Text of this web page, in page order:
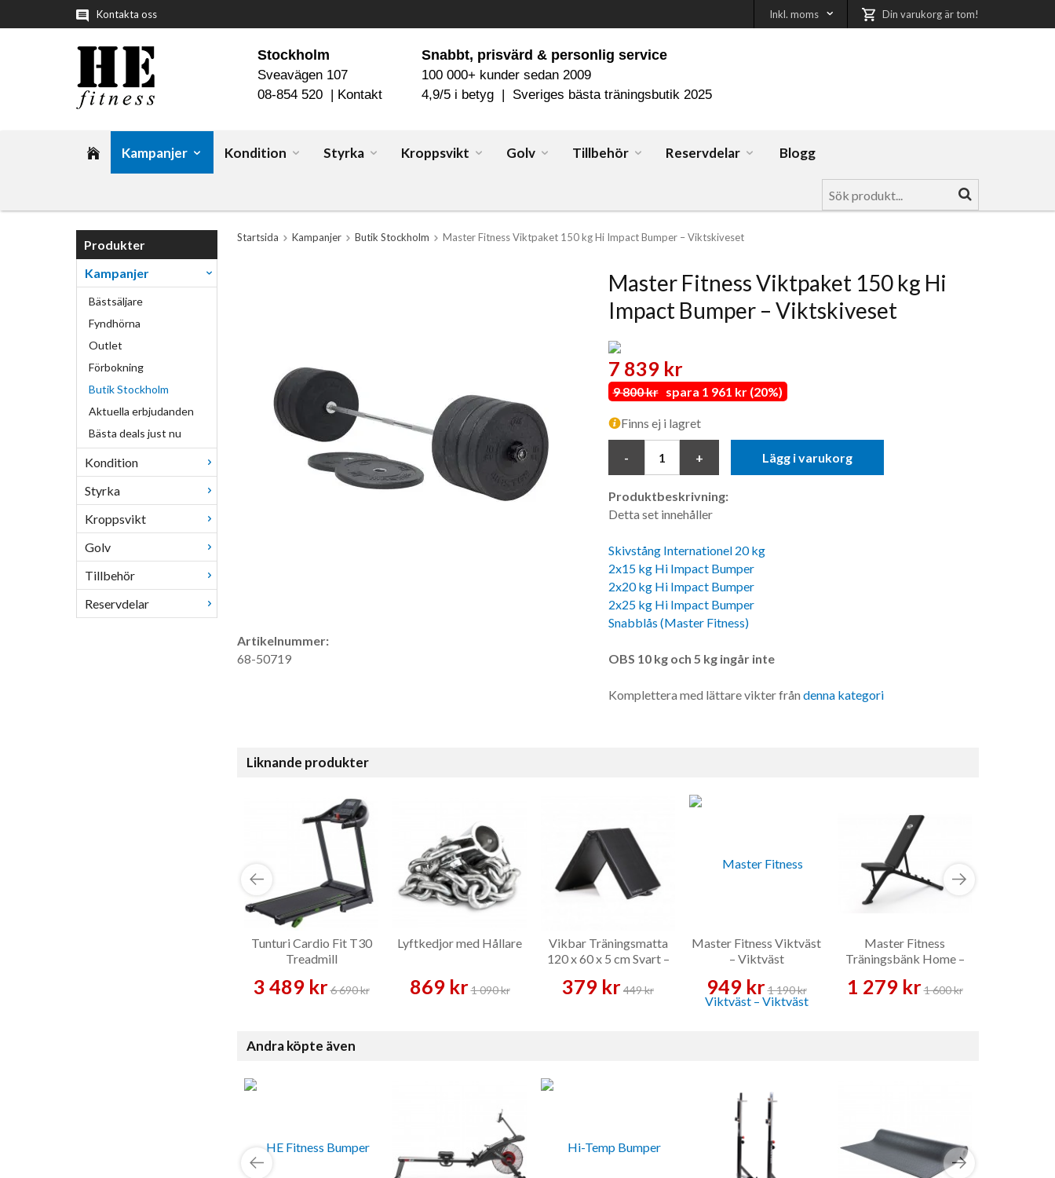
Kontakta oss Inkl. moms Din varukorg är tom!
Snabbt, prisvärd & personlig service
100 000+ kunder sedan 2009
4,9/5 i betyg | Sveriges bästa träningsbutik 2025
Stockholm
Sveavägen 107
08-854 520 | Kontakt
Kampanjer Kondition Styrka Kroppsvikt Golv Tillbehör Reservdelar Blogg
Produkter
Kampanjer
Bästsäljare
Fyndhörna
Outlet
Förbokning
Butik Stockholm
Aktuella erbjudanden
Bästa deals just nu
Kondition
Styrka
Kroppsvikt
Golv
Tillbehör
Reservdelar
Startsida Kampanjer Butik Stockholm Master Fitness Viktpaket 150 kg Hi Impact Bumper – Viktskiveset
Master Fitness Viktpaket 150 kg Hi
Impact Bumper – Viktskiveset
7 839 kr
9 800 krspara 1 961 kr (20%)
Finns ej i lagret
Lägg i varukorg
Produktbeskrivning:
Detta set innehåller
Skivstång Internationel 20 kg
2x15 kg Hi Impact Bumper
2x20 kg Hi Impact Bumper
2x25 kg Hi Impact Bumper
Snabblås (Master Fitness)
OBS 10 kg och 5 kg ingår inte
Komplettera med lättare vikter från denna kategori
Artikelnummer:
68-50719
Liknande produkter
Tunturi Cardio Fit T30
Treadmill
3 489 kr6 690 kr
Lyftkedjor med Hållare
869 kr1 090 kr
Vikbar Träningsmatta
120 x 60 x 5 cm Svart –
379 kr449 kr
Master Fitness Viktväst
– Viktväst
949 kr1 190 kr
Master Fitness
Träningsbänk Home –
1 279 kr1 600 kr
Andra köpte även